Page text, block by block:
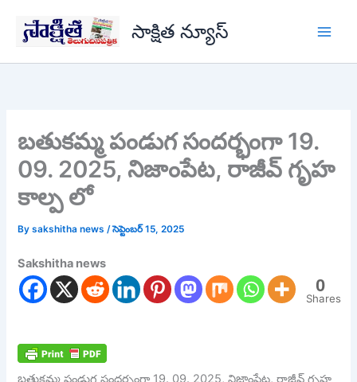
content
సాక్షిత న్యూస్
బతుకమ్మ పండుగ సందర్భంగా 19.
09. 2025, నిజాంపేట, రాజీవ్ గృహ
కాల్ప లో
Bysakshitha news/సెప్టెంబర్ 15, 2025
Sakshitha news
0
Shares
బతుకమ్మ పండుగ సందర్భంగా 19. 09. 2025, నిజాంపేట, రాజీవ్ గృహ